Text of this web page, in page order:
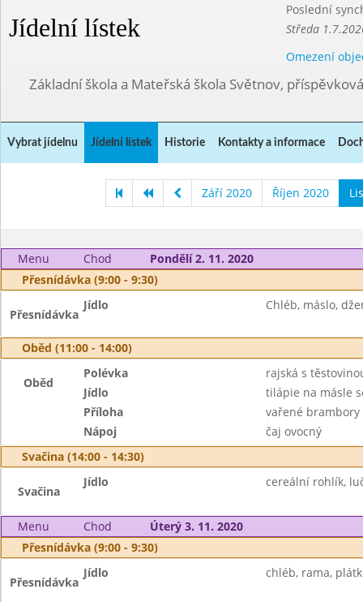
Jídelní lístek
Poslední
Středa
Omezení
Základní škola a Mateřská škola Světnov,
Vybrat jídelnu Jídelní lístek Historie Kontakty a informace
Září 2020 Říjen 2020
Menu Chod
Pondělí 2. 11. 2020
Přesnídávka (9:00 - 9:30)
Přesnídávka
Jídlo Chléb, máslo,
Oběd (11:00 - 14:00)
Oběd
Polévka
rajská s
Jídlo
tilápie na másle
Příloha
vařené brambory
Nápoj
čaj ovocný
Svačina (14:00 - 14:30)
Svačina
Jídlo cereální rohlík,
Menu Chod
Úterý 3. 11. 2020
Přesnídávka (9:00 - 9:30)
Přesnídávka
Jídlo chléb, rama,